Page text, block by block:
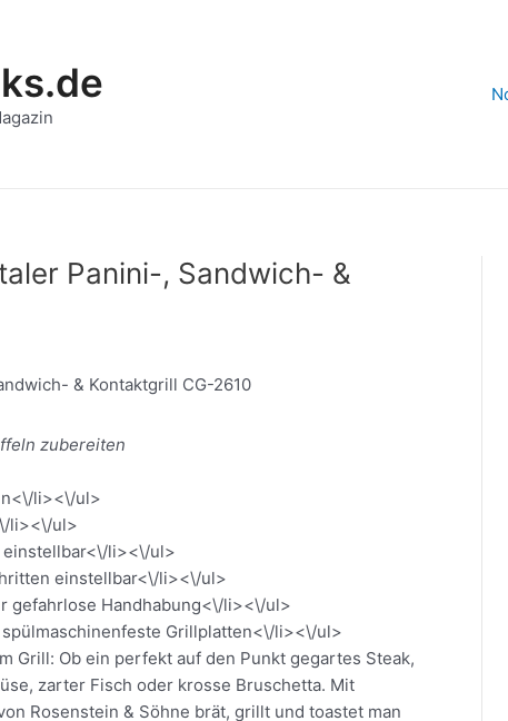
Panini-, Sandwich- &
zubereiten
li><\/ul>
li><\/ul>
li><\/ul>
einstellbar<\/li><\/ul>
gefahrlose Handhabung<\/li><\/ul>
Grillplatten<\/li><\/ul>
Grill: Ob ein perfekt auf den Punkt gegartes Steak,
zarter Fisch oder krosse Bruschetta. Mit
Rosenstein & Söhne brät, grillt und toastet man